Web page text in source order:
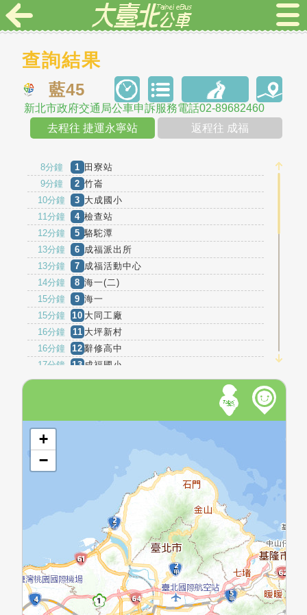
查詢結果
藍45
新北市政府交通局公車申訴服務電話02-89682460
去程往 捷運永寧站
返程往 成福
8分鐘 1 田寮站
9分鐘
2 竹崙
10分鐘
3 大成國小
11分鐘
4 檢查站
12分鐘
5 駱駝潭
13分鐘
6 成福派出所
13分鐘
7 成福活動中心
14分鐘
8 海一(二)
15分鐘
9 海一
15分鐘
10 大同工廠
16分鐘
11 大坪新村
16分鐘
12 辭修高中
17分鐘
13 成福國小
18分鐘
14溪東
19分鐘
21分鐘
22分鐘
捷運長壽山站
24分鐘
22
長壽山
德門廟
24媽祖田
28分鐘 25捷運媽祖田站
(太陽城社區)
29分鐘
26
頂埔國小
31分鐘
頂埔
開啟地圖
+
−